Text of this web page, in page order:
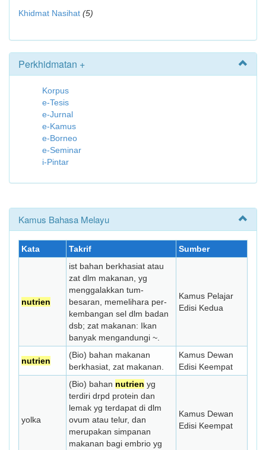
Khidmat Nasihat (5)
Perkhidmatan +
Korpus
e-Tesis
e-Jurnal
e-Kamus
e-Borneo
e-Seminar
i-Pintar
Kamus Bahasa Melayu
Kata Takrif Sumber
nutrien
ist bahan berkha­siat atau
zat dlm makanan, yg
meng­galakkan tum­
besaran, memelihara per­
kembang­an sel dlm badan
dsb; zat makan­an: Ikan
banyak mengandungi ~.
Kamus Pelajar
Edisi Kedua
nutrien
(Bio) bahan makanan
berkhasiat, zat makanan.
Kamus Dewan
Edisi Keempat
yolka
(Bio) bahan nutrien yg
terdiri drpd protein dan
lemak yg terdapat di dlm
ovum atau telur, dan
merupakan simpanan
makanan bagi embrio yg
Kamus Dewan
Edisi Keempat